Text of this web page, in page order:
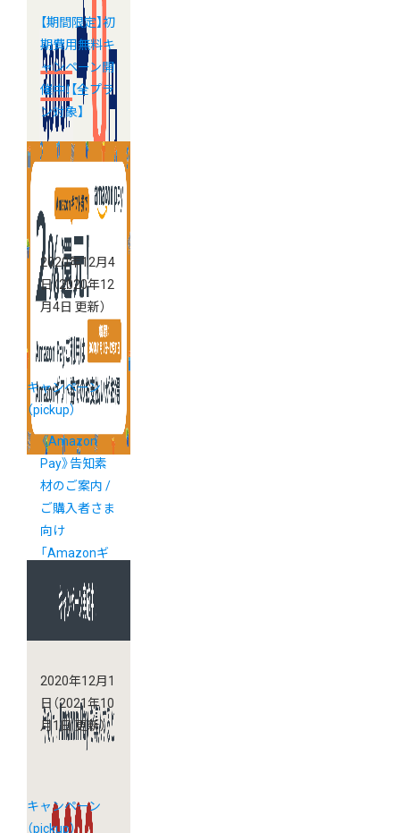
【期間限定】初
期費用無料キ
ャンペーン開
催中！【全プラ
ン対象】
2020年12月4
日（2020年12
月4日 更新）
キャンペーン
（pickup）
《Amazon
Pay》告知素
材のご案内 /
ご購入者さま
向け
「Amazonギ
元キャンペー
ン」実施中！
2020年12月1
日 （2021年10
月1日 更新）
キャンペーン
（pickup）